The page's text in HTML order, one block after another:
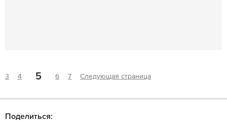
3 4 5 6 7 Следующая страница
Поделиться: